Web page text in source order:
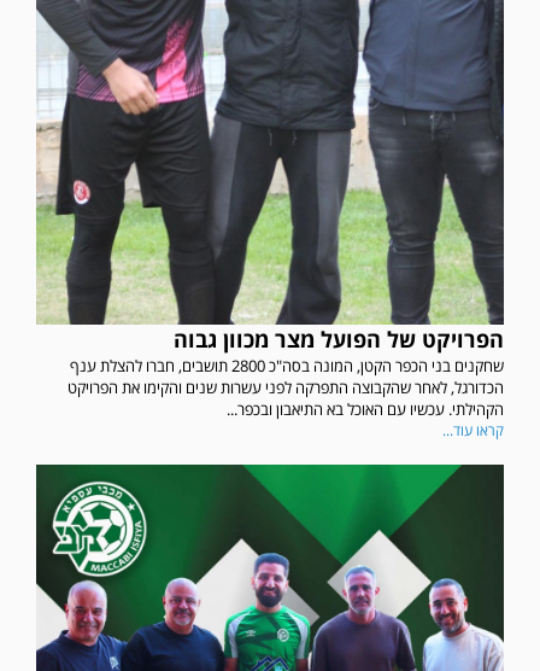
הפרויקט של הפועל מצר מכוון גבוה
שחקנים בני הכפר הקטן, המונה בסה"כ 2800 תושבים, חברו להצלת ענף
הכדורגל, לאחר שהקבוצה התפרקה לפני עשרות שנים והקימו את הפרויקט
הקהילתי. עכשיו עם האוכל בא התיאבון ובכפר...
קראו עוד...